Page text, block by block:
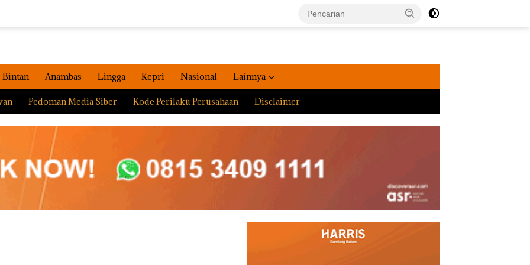
Bintan Anambas Lingga Kepri Nasional Lainnya
Pedoman Media Siber Kode Perilaku Perusahaan Disclaimer